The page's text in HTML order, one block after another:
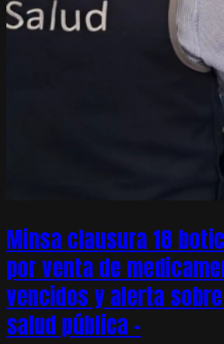
Minsa clausura 18
por venta de
vencidos y alerta
salud pública –